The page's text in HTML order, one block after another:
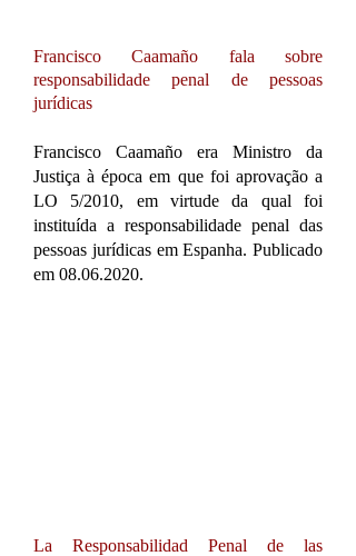
Francisco Caamaño fala sobre
responsabilidade penal de pessoas
jurídicas
Francisco Caamaño era Ministro da
Justiça à época em que foi aprovação a
LO 5/2010, em virtude da qual foi
instituída a responsabilidade penal das
pessoas jurídicas em Espanha. Publicado
em ​08.06.2020.
La Responsabilidad Penal de las